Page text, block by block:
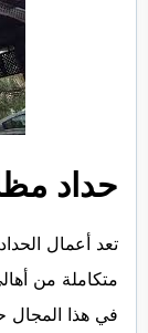
حداد
تعد أعمال
متكاملة من
في هذا المجال